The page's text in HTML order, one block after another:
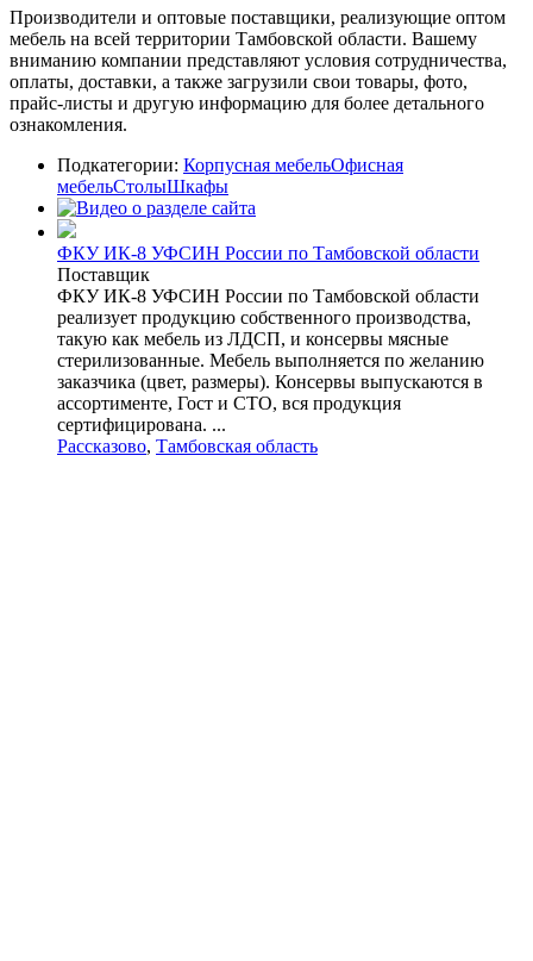
Производители и оптовые поставщики, реализующие оптом
мебель на всей территории Тамбовской области. Вашему
вниманию компании представляют условия сотрудничества,
оплаты, доставки, а также загрузили свои товары, фото,
прайс-листы и другую информацию для более детального
ознакомления.
Подкатегории: Корпусная мебельОфисная
мебельСтолыШкафы
ФКУ ИК-8 УФСИН России по Тамбовской области
Поставщик
ФКУ ИК-8 УФСИН России по Тамбовской области
реализует продукцию собственного производства,
такую как мебель из ЛДСП, и консервы мясные
стерилизованные. Мебель выполняется по желанию
заказчика (цвет, размеры). Консервы выпускаются в
ассортименте, Гост и СТО, вся продукция
сертифицирована. ...
Рассказово, Тамбовская область